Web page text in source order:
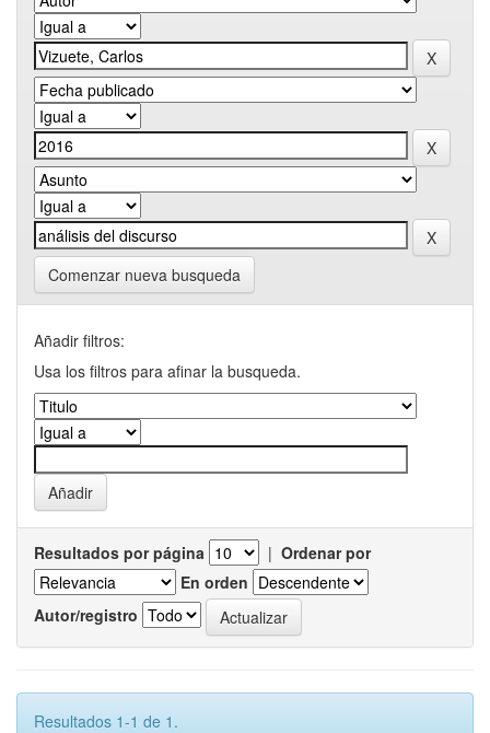
Comenzar nueva busqueda
Añadir filtros:
Usa los filtros para afinar la busqueda.
Resultados por página | Ordenar por
En orden
Autor/registro
Resultados 1-1 de 1.